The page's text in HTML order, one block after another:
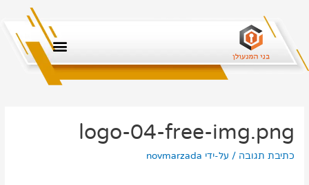
logo-04-free-img.png
כתיבת תגובה / על-ידי novmarzada